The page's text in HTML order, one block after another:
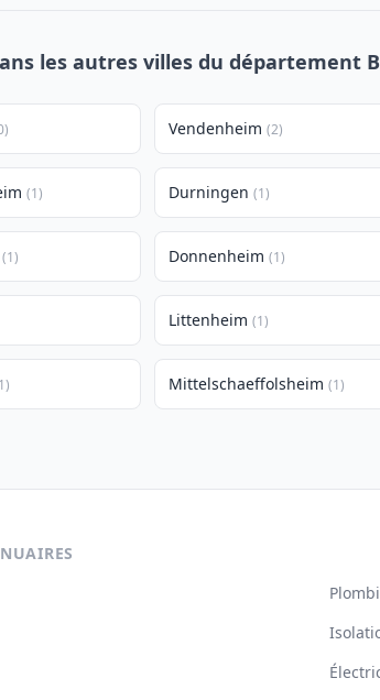
les autres villes du département
Vendenheim (2)
(1) Durningen (1)
(1) Donnenheim (1)
Littenheim (1)
Mittelschaeffolsheim (1)